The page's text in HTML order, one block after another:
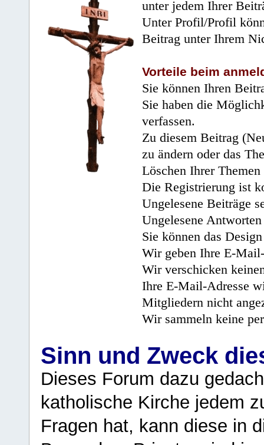
unter jedem Ihrer
Unter Profil/Profil
Beitrag unter Ihrem
Vorteile beim
Sie können Ihren
Sie haben die
verfassen.
Zu diesem Beitrag
zu ändern oder das
Löschen Ihrer
Die Registrierung ist
Ungelesene Beiträge
Ungelesene
Sie können das
Wir geben Ihre E-
Wir verschicken
Ihre E-Mail-Adresse
Mitgliedern nicht
Wir sammeln keine
Sinn und Zweck
Dieses Forum dazu
katholische Kirche jedem
Fragen hat, kann diese in